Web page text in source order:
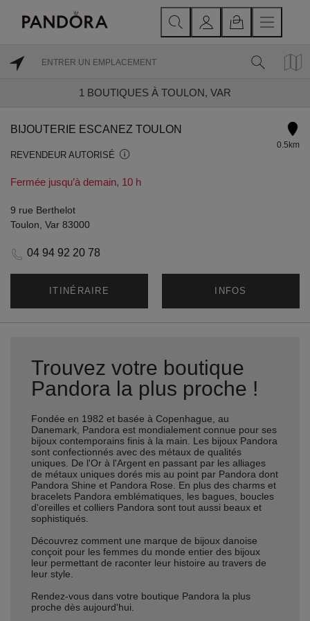
1 BOUTIQUES À TOULON, VAR
BIJOUTERIE ESCANEZ TOULON
REVENDEUR AUTORISÉ
Fermée jusqu’à demain, 10 h
0.5km
9 rue Berthelot
Toulon, Var 83000
04 94 92 20 78
ITINÉRAIRE INFOS
Trouvez votre boutique
Pandora la plus proche !
Fondée en 1982 et basée à Copenhague, au
Danemark, Pandora est mondialement connue pour ses
bijoux contemporains finis à la main. Les bijoux Pandora
sont confectionnés avec des métaux de qualités
uniques. De l'Or à l'Argent en passant par les alliages
de métaux uniques dorés mis au point par Pandora dont
Pandora Shine et Pandora Rose. En plus des charms et
bracelets Pandora emblématiques, les bagues, boucles
d'oreilles et colliers Pandora sont tout aussi beaux et
sophistiqués.
Découvrez comment une marque de bijoux danoise
conçoit pour les femmes du monde entier des bijoux
leur permettant de raconter leur histoire au travers de
leur style.
Rendez-vous dans votre boutique Pandora la plus
proche dès aujourd'hui.